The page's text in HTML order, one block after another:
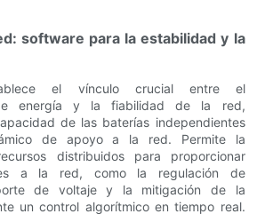
software para la estabilidad y la
el vínculo crucial entre el
de energía y la fiabilidad de la red,
de las baterías independientes
de apoyo a la red. Permite la
distribuidos para proporcionar
a la red, como la regulación de
de voltaje y la mitigación de la
un control algorítmico en tiempo real.